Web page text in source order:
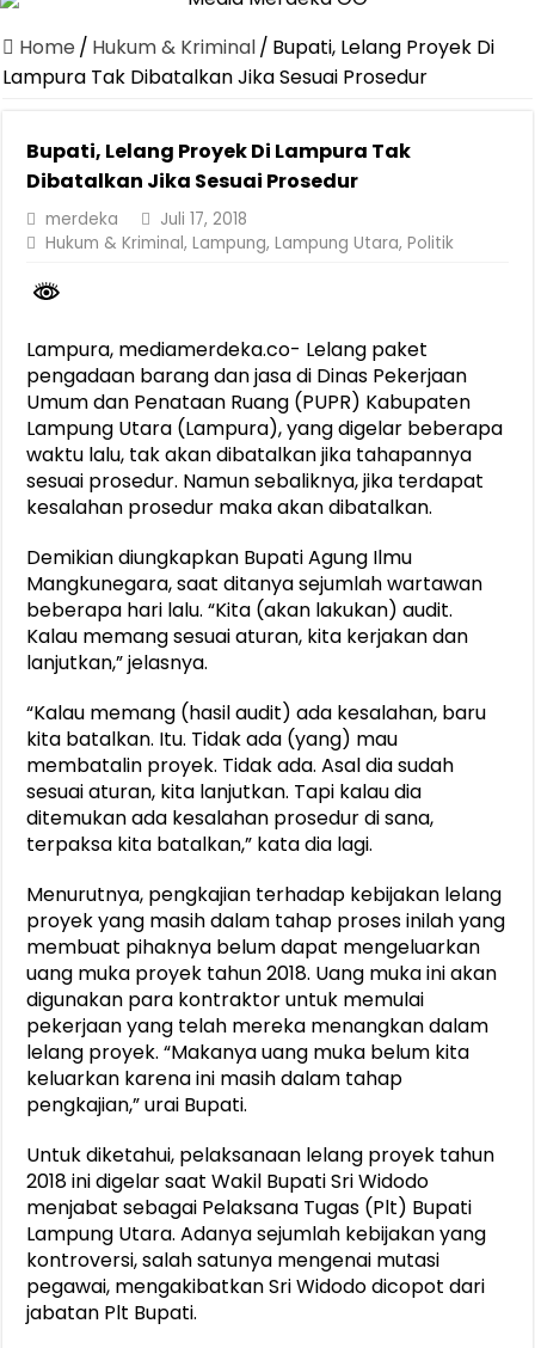
Dirut Jasa Raharja Dampingi Wamenhub Tinjau Penanganan
Pastikan Pelayanan Maksimal, Direksi Jasa Raharja Tinjau Korban
Jasa Raharja Jamin Seluruh Korban Kebakaran KM Mutiara
Gelar Audiensi, Jasa Raharja dan Kementerian PANRB Perkuat
Berkontribusi terhadap Keselamatan dan Mobilitas Masyarakat,
Ketua PMI Provinsi Lampung Lantik Pengurus PMI Lampung
Home / Hukum & Kriminal/ Bupati, Lelang Proyek Di
Lampura Tak Dibatalkan Jika Sesuai Prosedur
Bupati, Lelang Proyek Di Lampura Tak
Dibatalkan Jika Sesuai Prosedur
merdeka
Juli 17, 2018
Hukum & Kriminal,Lampung,Lampung Utara,Politik
Lampura, mediamerdeka.co- Lelang paket
pengadaan barang dan jasa di Dinas Pekerjaan
Umum dan Penataan Ruang (PUPR) Kabupaten
Lampung Utara (Lampura), yang digelar beberapa
waktu lalu, tak akan dibatalkan jika tahapannya
sesuai prosedur. Namun sebaliknya, jika terdapat
kesalahan prosedur maka akan dibatalkan.
Demikian diungkapkan Bupati Agung Ilmu
Mangkunegara, saat ditanya sejumlah wartawan
beberapa hari lalu. “Kita (akan lakukan) audit.
Kalau memang sesuai aturan, kita kerjakan dan
lanjutkan,” jelasnya.
“Kalau memang (hasil audit) ada kesalahan, baru
kita batalkan. Itu. Tidak ada (yang) mau
membatalin proyek. Tidak ada. Asal dia sudah
sesuai aturan, kita lanjutkan. Tapi kalau dia
ditemukan ada kesalahan prosedur di sana,
terpaksa kita batalkan,” kata dia lagi.
Menurutnya, pengkajian terhadap kebijakan lelang
proyek yang masih dalam tahap proses inilah yang
membuat pihaknya belum dapat mengeluarkan
uang muka proyek tahun 2018. Uang muka ini akan
digunakan para kontraktor untuk memulai
pekerjaan yang telah mereka menangkan dalam
lelang proyek. “Makanya uang muka belum kita
keluarkan karena ini masih dalam tahap
pengkajian,” urai Bupati.
Untuk diketahui, pelaksanaan lelang proyek tahun
2018 ini digelar saat Wakil Bupati Sri Widodo
menjabat sebagai Pelaksana Tugas (Plt) Bupati
Lampung Utara. Adanya sejumlah kebijakan yang
kontroversi, salah satunya mengenai mutasi
pegawai, mengakibatkan Sri Widodo dicopot dari
jabatan Plt Bupati.